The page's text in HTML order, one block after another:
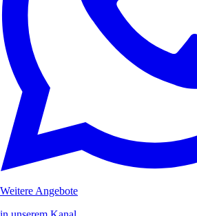
Weitere Angebote